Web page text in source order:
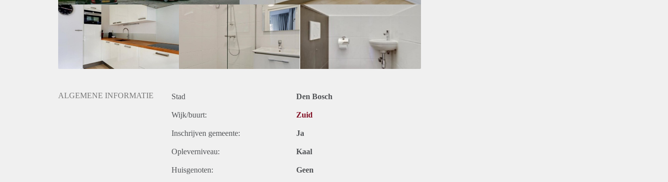
ALGEMENE INFORMATIE Stad Den Bosch
Wijk/buurt: Zuid
Inschrijven gemeente: Ja
Opleverniveau: Kaal
Huisgenoten: Geen